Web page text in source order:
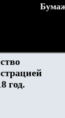
год.